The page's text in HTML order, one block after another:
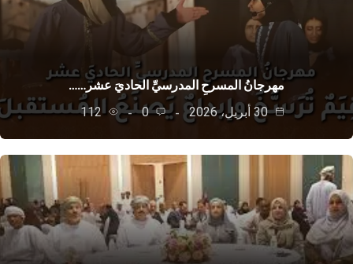
مهرجانُ المسرحِ المدرسيِّ الحاديَ عشر……
30 أبريل، 2026
0
112